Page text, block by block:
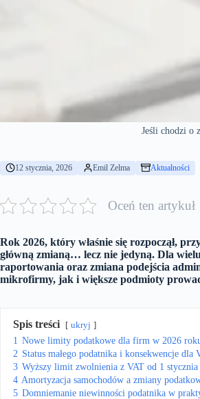
Jeśli chodzi o
12 stycznia, 2026 Emil Zelma Aktualności
Oceń ten artykuł
Rok 2026, który właśnie się rozpoczął,
główną zmianą… lecz nie jedyną. Dla
raportowania oraz zmiana podejścia
mikrofirmy, jak i większe podmioty
Spis treści ukryj
1 Nowe limity podatkowe dla firm w 2026
2 Status małego podatnika i konsekwencje dla
3 Wyższy limit zwolnienia z VAT od 1 stycznia
4 Amortyzacja samochodów a zmiany
5 Domniemanie niewinności podatnika w